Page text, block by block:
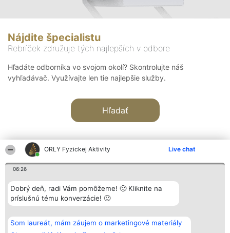
ORLY Fyzickej Aktivity Live chat
06:26
Dobrý deň, radi Vám pomôžeme! 🙂 Kliknite na
príslušnú tému konverzácie! 🙂
Som laureát, mám záujem o marketingové materiály
Nájdite špecialistu
Rebríček združuje tých najlepších v odbore
Hľadáte odborníka vo svojom okolí? Skontrolujte náš
vyhľadávač. Využívajte len tie najlepšie služby.
Hľadať
Organizátor hodnotenia
Bright Side Solutions sp. z o.
o. sp. k.
Wrocław 50-079
KRS 0000749100 | Regon
381313360 | NIP 8943132676
Hodnotenie
Laureáti
Lista
Laureatów
Podmienky
Obchodné
Kontakt
Kontakt